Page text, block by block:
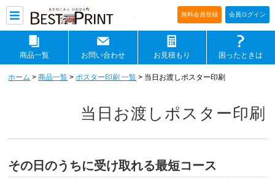
印刷通販ベストプリントベストプリ
無料会員登録 会員ログイン
商品一覧 お問い合わせ お見積もり 困ったときは
ホーム >商品一覧 >ポスター印刷 一覧 > 当日お渡しポスター印刷
当日お渡しポスター印刷
その日のうちに受け取れる最短コース